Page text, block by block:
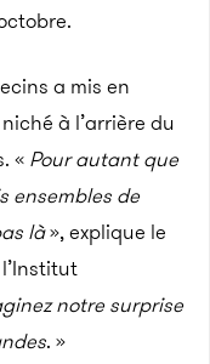
a mis en
niché à l’arrière du
« Pour autant que
ensembles de
là», explique le
notre surprise
. »